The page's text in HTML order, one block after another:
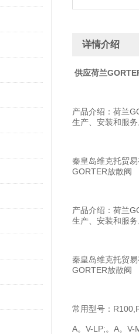
详情介绍
供应荷兰
产品介绍：荷兰
生产、安装和服
秦皇岛维克托贸
GORTER放散阀
产品介绍：荷兰
生产、安装和服
秦皇岛维克托贸
GORTER放散阀
常用型号：
A。V-LP;。A。V-